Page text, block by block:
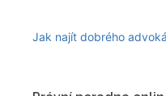
Jak najít dobrého